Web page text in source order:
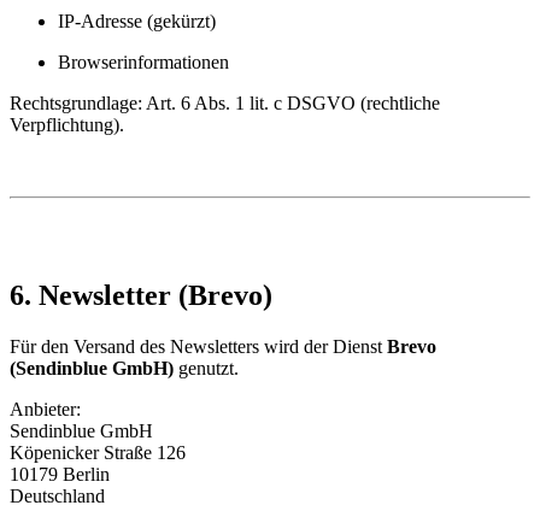
IP-Adresse (gekürzt)
Browserinformationen
Rechtsgrundlage: Art. 6 Abs. 1 lit. c DSGVO (rechtliche
Verpflichtung).
6. Newsletter (Brevo)
Für den Versand des Newsletters wird der Dienst Brevo
(Sendinblue GmbH) genutzt.
Anbieter:
Sendinblue GmbH
Köpenicker Straße 126
10179 Berlin
Deutschland